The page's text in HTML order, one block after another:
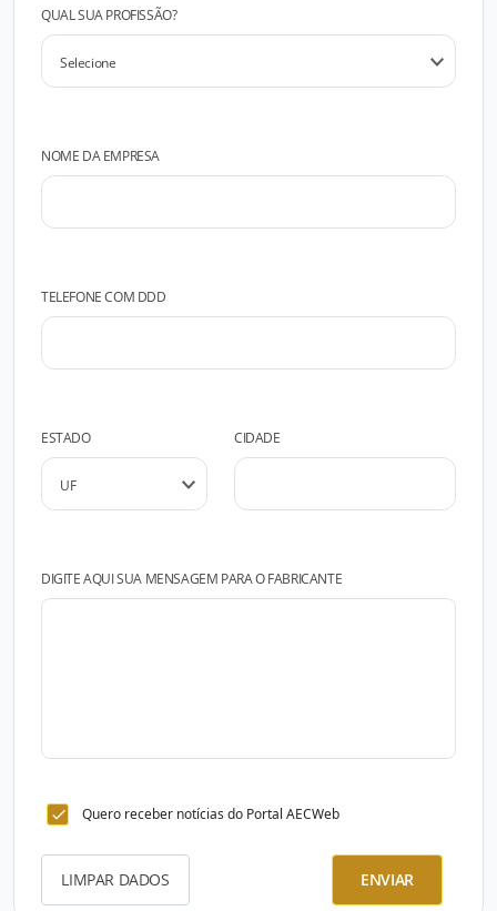
QUAL SUA PROFISSÃO?
NOME DA EMPRESA
TELEFONE COM DDD
ESTADO CIDADE
DIGITE AQUI SUA MENSAGEM PARA O FABRICANTE
Quero receber notícias do Portal AECWeb
LIMPAR DADOS ENVIAR